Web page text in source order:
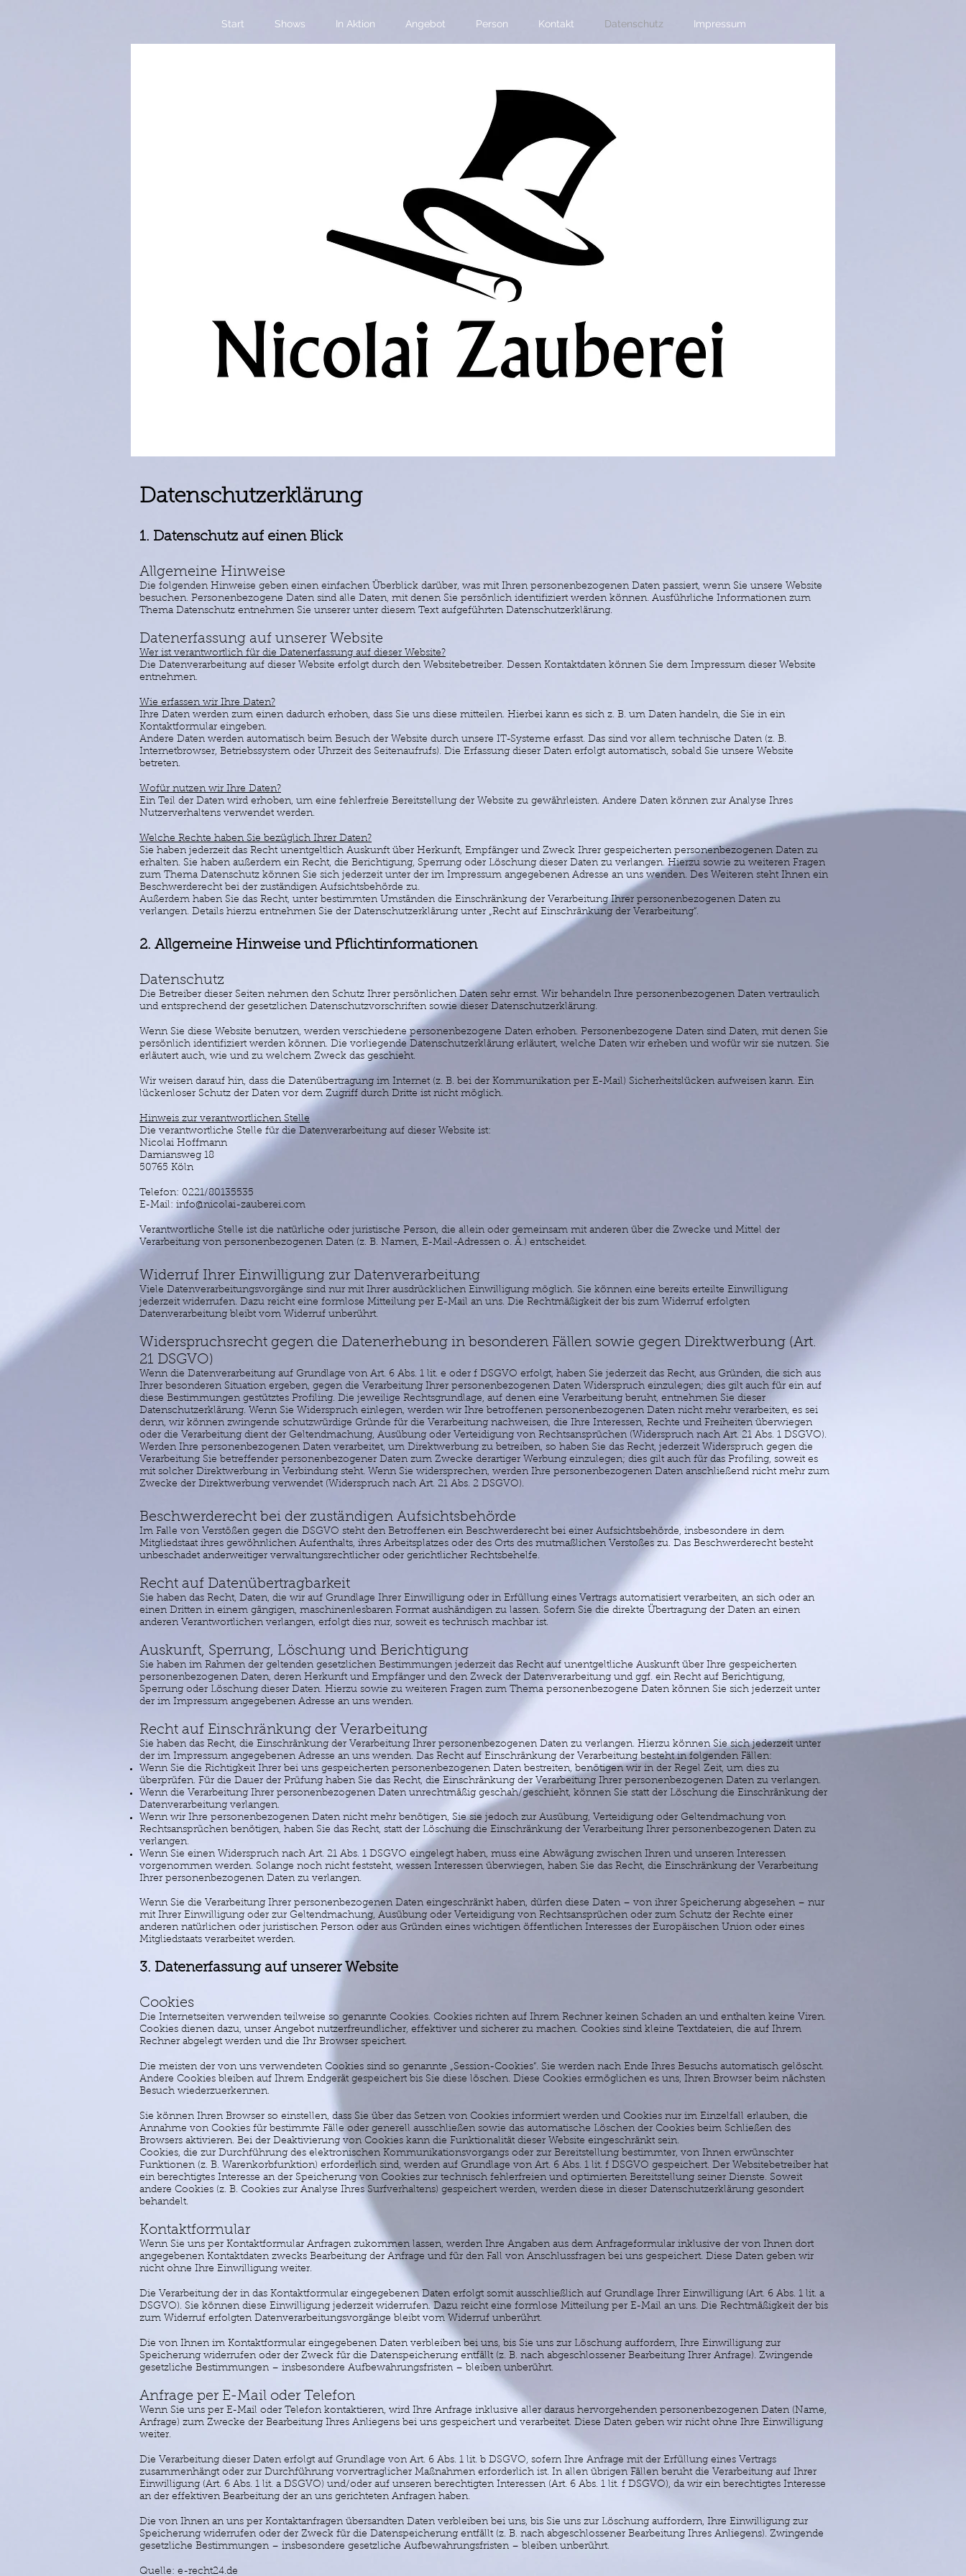
Start Shows In Aktion Angebot Person Kontakt Datenschutz Impressum
Datenschutzerklärung
1. Datenschutz auf einen Blick
Allgemeine Hinweise
Die folgenden Hinweise geben einen einfachen Überblick darüber, was mit Ihren personenbezogenen Daten passiert, wenn Sie unsere Website
besuchen. Personenbezogene Daten sind alle Daten, mit denen Sie persönlich identifiziert werden können. Ausführliche Informationen zum
Thema Datenschutz entnehmen Sie unserer unter diesem Text aufgeführten Datenschutzerklärung.
Datenerfassung auf unserer Website
Wer ist verantwortlich für die Datenerfassung auf dieser Website?
Die Datenverarbeitung auf dieser Website erfolgt durch den Websitebetreiber. Dessen Kontaktdaten können Sie dem Impressum dieser Website
entnehmen.
Wie erfassen wir Ihre Daten?
Ihre Daten werden zum einen dadurch erhoben, dass Sie uns diese mitteilen. Hierbei kann es sich z. B. um Daten handeln, die Sie in ein
Kontaktformular eingeben.
Andere Daten werden automatisch beim Besuch der Website durch unsere IT-Systeme erfasst. Das sind vor allem technische Daten (z. B.
Internetbrowser, Betriebssystem oder Uhrzeit des Seitenaufrufs). Die Erfassung dieser Daten erfolgt automatisch, sobald Sie unsere Website
betreten.
Wofür nutzen wir Ihre Daten?
Ein Teil der Daten wird erhoben, um eine fehlerfreie Bereitstellung der Website zu gewährleisten. Andere Daten können zur Analyse Ihres
Nutzerverhaltens verwendet werden.
Welche Rechte haben Sie bezüglich Ihrer Daten?
Sie haben jederzeit das Recht unentgeltlich Auskunft über Herkunft, Empfänger und Zweck Ihrer gespeicherten personenbezogenen Daten zu
erhalten. Sie haben außerdem ein Recht, die Berichtigung, Sperrung oder Löschung dieser Daten zu verlangen. Hierzu sowie zu weiteren Fragen
zum Thema Datenschutz können Sie sich jederzeit unter der im Impressum angegebenen Adresse an uns wenden. Des Weiteren steht Ihnen ein
Beschwerderecht bei der zuständigen Aufsichtsbehörde zu.
Außerdem haben Sie das Recht, unter bestimmten Umständen die Einschränkung der Verarbeitung Ihrer personenbezogenen Daten zu
verlangen. Details hierzu entnehmen Sie der Datenschutzerklärung unter „Recht auf Einschränkung der Verarbeitung“.
2. Allgemeine Hinweise und Pflichtinformationen
Datenschutz
Die Betreiber dieser Seiten nehmen den Schutz Ihrer persönlichen Daten sehr ernst. Wir behandeln Ihre personenbezogenen Daten vertraulich
und entsprechend der gesetzlichen Datenschutzvorschriften sowie dieser Datenschutzerklärung.
Wenn Sie diese Website benutzen, werden verschiedene personenbezogene Daten erhoben. Personenbezogene Daten sind Daten, mit denen Sie
persönlich identifiziert werden können. Die vorliegende Datenschutzerklärung erläutert, welche Daten wir erheben und wofür wir sie nutzen. Sie
erläutert auch, wie und zu welchem Zweck das geschieht.
Wir weisen darauf hin, dass die Datenübertragung im Internet (z. B. bei der Kommunikation per E-Mail) Sicherheitslücken aufweisen kann. Ein
lückenloser Schutz der Daten vor dem Zugriff durch Dritte ist nicht möglich.
Hinweis zur verantwortlichen Stelle
Die verantwortliche Stelle für die Datenverarbeitung auf dieser Website ist:
Nicolai Hoffmann
Damiansweg 18
50765 Köln
Telefon: 0221/80135535
E-Mail: info@nicolai-zauberei.com
Verantwortliche Stelle ist die natürliche oder juristische Person, die allein oder gemeinsam mit anderen über die Zwecke und Mittel der
Verarbeitung von personenbezogenen Daten (z. B. Namen, E-Mail-Adressen o. Ä.) entscheidet.
Widerruf Ihrer Einwilligung zur Datenverarbeitung
Viele Datenverarbeitungsvorgänge sind nur mit Ihrer ausdrücklichen Einwilligung möglich. Sie können eine bereits erteilte Einwilligung
jederzeit widerrufen. Dazu reicht eine formlose Mitteilung per E-Mail an uns. Die Rechtmäßigkeit der bis zum Widerruf erfolgten
Datenverarbeitung bleibt vom Widerruf unberührt.
Widerspruchsrecht gegen die Datenerhebung in besonderen Fällen sowie gegen Direktwerbung (Art.
21 DSGVO)
Wenn die Datenverarbeitung auf Grundlage von Art. 6 Abs. 1 lit. e oder f DSGVO erfolgt, haben Sie jederzeit das Recht, aus Gründen, die sich aus
Ihrer besonderen Situation ergeben, gegen die Verarbeitung Ihrer personenbezogenen Daten Widerspruch einzulegen; dies gilt auch für ein auf
diese Bestimmungen gestütztes Profiling. Die jeweilige Rechtsgrundlage, auf denen eine Verarbeitung beruht, entnehmen Sie dieser
Datenschutzerklärung. Wenn Sie Widerspruch einlegen, werden wir Ihre betroffenen personenbezogenen Daten nicht mehr verarbeiten, es sei
denn, wir können zwingende schutzwürdige Gründe für die Verarbeitung nachweisen, die Ihre Interessen, Rechte und Freiheiten überwiegen
oder die Verarbeitung dient der Geltendmachung, Ausübung oder Verteidigung von Rechtsansprüchen (Widerspruch nach Art. 21 Abs. 1 DSGVO).
Werden Ihre personenbezogenen Daten verarbeitet, um Direktwerbung zu betreiben, so haben Sie das Recht, jederzeit Widerspruch gegen die
Verarbeitung Sie betreffender personenbezogener Daten zum Zwecke derartiger Werbung einzulegen; dies gilt auch für das Profiling, soweit es
mit solcher Direktwerbung in Verbindung steht. Wenn Sie widersprechen, werden Ihre personenbezogenen Daten anschließend nicht mehr zum
Zwecke der Direktwerbung verwendet (Widerspruch nach Art. 21 Abs. 2 DSGVO).
Beschwerderecht bei der zuständigen Aufsichtsbehörde
Im Falle von Verstößen gegen die DSGVO steht den Betroffenen ein Beschwerderecht bei einer Aufsichtsbehörde, insbesondere in dem
Mitgliedstaat ihres gewöhnlichen Aufenthalts, ihres Arbeitsplatzes oder des Orts des mutmaßlichen Verstoßes zu. Das Beschwerderecht besteht
unbeschadet anderweitiger verwaltungsrechtlicher oder gerichtlicher Rechtsbehelfe.
Recht auf Datenübertragbarkeit
Sie haben das Recht, Daten, die wir auf Grundlage Ihrer Einwilligung oder in Erfüllung eines Vertrags automatisiert verarbeiten, an sich oder an
einen Dritten in einem gängigen, maschinenlesbaren Format aushändigen zu lassen. Sofern Sie die direkte Übertragung der Daten an einen
anderen Verantwortlichen verlangen, erfolgt dies nur, soweit es technisch machbar ist.
Auskunft, Sperrung, Löschung und Berichtigung
Sie haben im Rahmen der geltenden gesetzlichen Bestimmungen jederzeit das Recht auf unentgeltliche Auskunft über Ihre gespeicherten
personenbezogenen Daten, deren Herkunft und Empfänger und den Zweck der Datenverarbeitung und ggf. ein Recht auf Berichtigung,
Sperrung oder Löschung dieser Daten. Hierzu sowie zu weiteren Fragen zum Thema personenbezogene Daten können Sie sich jederzeit unter
der im Impressum angegebenen Adresse an uns wenden.
Recht auf Einschränkung der Verarbeitung
Sie haben das Recht, die Einschränkung der Verarbeitung Ihrer personenbezogenen Daten zu verlangen. Hierzu können Sie sich jederzeit unter
der im Impressum angegebenen Adresse an uns wenden. Das Recht auf Einschränkung der Verarbeitung besteht in folgenden Fällen:
Wenn Sie die Richtigkeit Ihrer bei uns gespeicherten personenbezogenen Daten bestreiten, benötigen wir in der Regel Zeit, um dies zu
überprüfen. Für die Dauer der Prüfung haben Sie das Recht, die Einschränkung der Verarbeitung Ihrer personenbezogenen Daten zu verlangen.
Wenn die Verarbeitung Ihrer personenbezogenen Daten unrechtmäßig geschah/geschieht, können Sie statt der Löschung die Einschränkung der
Datenverarbeitung verlangen.
Wenn wir Ihre personenbezogenen Daten nicht mehr benötigen, Sie sie jedoch zur Ausübung, Verteidigung oder Geltendmachung von
Rechtsansprüchen benötigen, haben Sie das Recht, statt der Löschung die Einschränkung der Verarbeitung Ihrer personenbezogenen Daten zu
verlangen.
Wenn Sie einen Widerspruch nach Art. 21 Abs. 1 DSGVO eingelegt haben, muss eine Abwägung zwischen Ihren und unseren Interessen
vorgenommen werden. Solange noch nicht feststeht, wessen Interessen überwiegen, haben Sie das Recht, die Einschränkung der Verarbeitung
Ihrer personenbezogenen Daten zu verlangen.
Wenn Sie die Verarbeitung Ihrer personenbezogenen Daten eingeschränkt haben, dürfen diese Daten – von ihrer Speicherung abgesehen – nur
mit Ihrer Einwilligung oder zur Geltendmachung, Ausübung oder Verteidigung von Rechtsansprüchen oder zum Schutz der Rechte einer
anderen natürlichen oder juristischen Person oder aus Gründen eines wichtigen öffentlichen Interesses der Europäischen Union oder eines
Mitgliedstaats verarbeitet werden.
3. Datenerfassung auf unserer Website
Cookies
Die Internetseiten verwenden teilweise so genannte Cookies. Cookies richten auf Ihrem Rechner keinen Schaden an und enthalten keine Viren.
Cookies dienen dazu, unser Angebot nutzerfreundlicher, effektiver und sicherer zu machen. Cookies sind kleine Textdateien, die auf Ihrem
Rechner abgelegt werden und die Ihr Browser speichert.
Die meisten der von uns verwendeten Cookies sind so genannte „Session-Cookies“. Sie werden nach Ende Ihres Besuchs automatisch gelöscht.
Andere Cookies bleiben auf Ihrem Endgerät gespeichert bis Sie diese löschen. Diese Cookies ermöglichen es uns, Ihren Browser beim nächsten
Besuch wiederzuerkennen.
Sie können Ihren Browser so einstellen, dass Sie über das Setzen von Cookies informiert werden und Cookies nur im Einzelfall erlauben, die
Annahme von Cookies für bestimmte Fälle oder generell ausschließen sowie das automatische Löschen der Cookies beim Schließen des
Browsers aktivieren. Bei der Deaktivierung von Cookies kann die Funktionalität dieser Website eingeschränkt sein.
Cookies, die zur Durchführung des elektronischen Kommunikationsvorgangs oder zur Bereitstellung bestimmter, von Ihnen erwünschter
Funktionen (z. B. Warenkorbfunktion) erforderlich sind, werden auf Grundlage von Art. 6 Abs. 1 lit. f DSGVO gespeichert. Der Websitebetreiber hat
ein berechtigtes Interesse an der Speicherung von Cookies zur technisch fehlerfreien und optimierten Bereitstellung seiner Dienste. Soweit
andere Cookies (z. B. Cookies zur Analyse Ihres Surfverhaltens) gespeichert werden, werden diese in dieser Datenschutzerklärung gesondert
behandelt.
Kontaktformular
Wenn Sie uns per Kontaktformular Anfragen zukommen lassen, werden Ihre Angaben aus dem Anfrageformular inklusive der von Ihnen dort
angegebenen Kontaktdaten zwecks Bearbeitung der Anfrage und für den Fall von Anschlussfragen bei uns gespeichert. Diese Daten geben wir
nicht ohne Ihre Einwilligung weiter.
Die Verarbeitung der in das Kontaktformular eingegebenen Daten erfolgt somit ausschließlich auf Grundlage Ihrer Einwilligung (Art. 6 Abs. 1 lit. a
DSGVO). Sie können diese Einwilligung jederzeit widerrufen. Dazu reicht eine formlose Mitteilung per E-Mail an uns. Die Rechtmäßigkeit der bis
zum Widerruf erfolgten Datenverarbeitungsvorgänge bleibt vom Widerruf unberührt.
Die von Ihnen im Kontaktformular eingegebenen Daten verbleiben bei uns, bis Sie uns zur Löschung auffordern, Ihre Einwilligung zur
Speicherung widerrufen oder der Zweck für die Datenspeicherung entfällt (z. B. nach abgeschlossener Bearbeitung Ihrer Anfrage). Zwingende
gesetzliche Bestimmungen – insbesondere Aufbewahrungsfristen – bleiben unberührt.
Anfrage per E-Mail oder Telefon
Wenn Sie uns per E-Mail oder Telefon kontaktieren, wird Ihre Anfrage inklusive aller daraus hervorgehenden personenbezogenen Daten (Name,
Anfrage) zum Zwecke der Bearbeitung Ihres Anliegens bei uns gespeichert und verarbeitet. Diese Daten geben wir nicht ohne Ihre Einwilligung
weiter.
Die Verarbeitung dieser Daten erfolgt auf Grundlage von Art. 6 Abs. 1 lit. b DSGVO, sofern Ihre Anfrage mit der Erfüllung eines Vertrags
zusammenhängt oder zur Durchführung vorvertraglicher Maßnahmen erforderlich ist. In allen übrigen Fällen beruht die Verarbeitung auf Ihrer
Einwilligung (Art. 6 Abs. 1 lit. a DSGVO) und/oder auf unseren berechtigten Interessen (Art. 6 Abs. 1 lit. f DSGVO), da wir ein berechtigtes Interesse
an der effektiven Bearbeitung der an uns gerichteten Anfragen haben.
Die von Ihnen an uns per Kontaktanfragen übersandten Daten verbleiben bei uns, bis Sie uns zur Löschung auffordern, Ihre Einwilligung zur
Speicherung widerrufen oder der Zweck für die Datenspeicherung entfällt (z. B. nach abgeschlossener Bearbeitung Ihres Anliegens). Zwingende
gesetzliche Bestimmungen – insbesondere gesetzliche Aufbewahrungsfristen – bleiben unberührt.
Quelle: e-recht24.de